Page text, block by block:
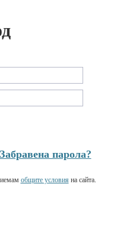
Забравена парола?
общите условия на сайта.